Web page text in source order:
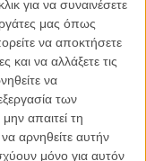
για να συναινέσετε
μας όπως
να αποκτήσετε
να αλλάξετε τις
να
των
απαιτεί τη
αρνηθείτε αυτήν
μόνο για αυτόν
προσέγγιση του